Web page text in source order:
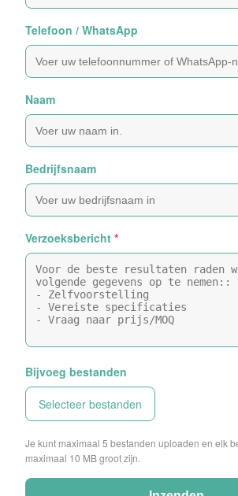
Telefoon / WhatsApp
Naam
Bedrijfsnaam
Verzoeksbericht *
Bijvoeg bestanden
Selecteer bestanden
Je kunt maximaal 5 bestanden uploaden en elk
maximaal 10 MB groot zijn.